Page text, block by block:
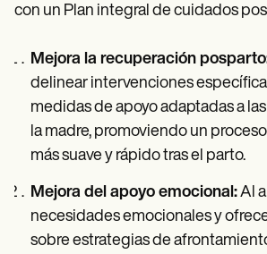
con un Plan integral de cuidados
Mejora la recuperación
delinear intervenciones
medidas de apoyo adaptadas a
la madre, promoviendo un
más suave y rápido tras el parto.
Mejora del apoyo emocional:Al
necesidades emocionales y
sobre estrategias de